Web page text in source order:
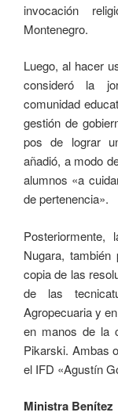
invocación
Montenegro.
Luego, al hacer
consideró la
comunidad
gestión de
pos de lograr
añadió, a modo
alumnos «a
de pertenencia».
Nugara,
copia de las
de las
Agropecuaria y
en manos de la
Pikarski. Ambas
el IFD «Agustín
Ministra Benítez